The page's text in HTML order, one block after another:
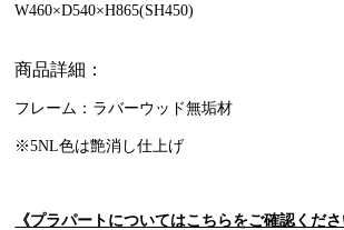
W460×D540×H865(SH450)
商品詳細：
フレーム：ラバーウッド無垢材
※5NL色は艶消し仕上げ
《プラパートについてはこちらをご確認くださ